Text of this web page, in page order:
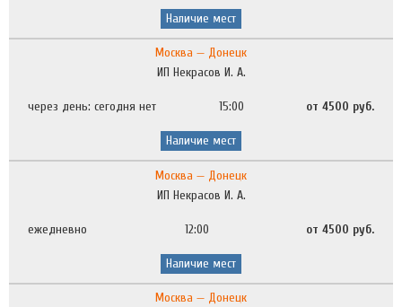
Наличие мест
Москва — Донецк
ИП Некрасов И. А.
через день: сегодня нет 15:00 от 4500 руб.
Наличие мест
Москва — Донецк
ИП Некрасов И. А.
ежедневно 12:00 от 4500 руб.
Наличие мест
Москва — Донецк